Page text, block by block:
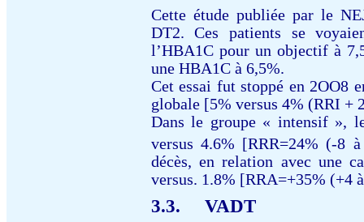
Cette étude publiée par le
DT2. Ces patients se
l’HBA1C pour un objectif à
une HBA1C à 6,5%.
Cet essai fut stoppé en 2OO8
globale [5% versus 4% (RRI +
Dans le groupe « intensif »,
versus 4.6% [RRR=24% (-8
décès, en relation avec une
versus. 1.8% [RRA=+35% (+4
3.3. VADT